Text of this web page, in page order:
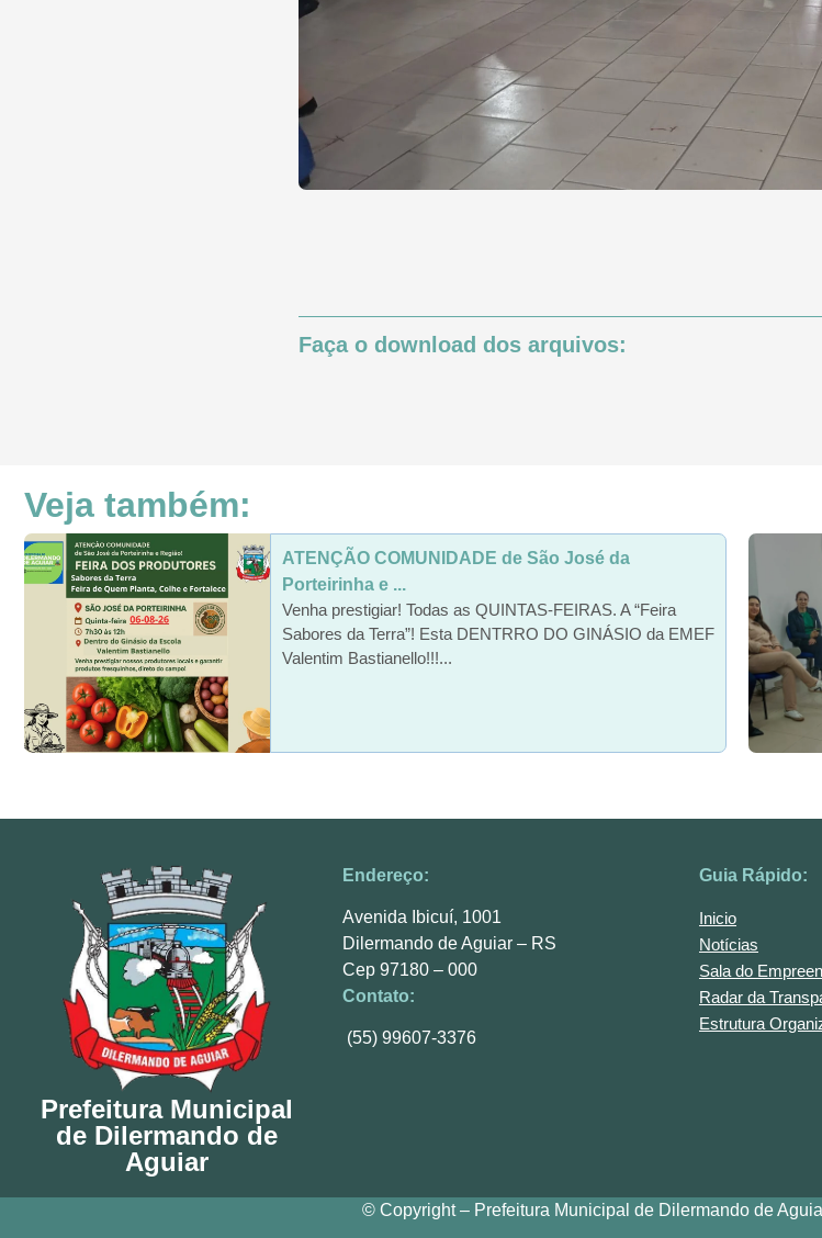
Faça o download dos arquivos:
Veja também:
ATENÇÃO COMUNIDADE de São José da
Porteirinha e ...
Venha prestigiar! Todas as QUINTAS-FEIRAS. A “Feira
Sabores da Terra”! Esta DENTRRO DO GINÁSIO da EMEF
Valentim Bastianello!!!...
Prefeitura Municipal
de Dilermando de
Aguiar
Endereço:
Avenida Ibicuí, 1001
Dilermando de Aguiar – RS
Cep 97180 – 000
Contato:
(55) 99607-3376
Guia Rápido:
Inicio
Notícias
Sala do
Radar da
Estrutura
© Copyright – Prefeitura Municipal de Dilermando de